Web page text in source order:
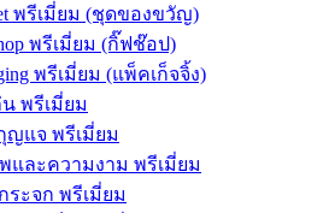
พรีเมี่ยม (ชุดของขวัญ)
พรีเมี่ยม (กิ๊ฟช๊อป)
พรีเมี่ยม (แพ็คเก็จจิ้ง)
พรีเมี่ยม
ญแจ พรีเมี่ยม
และความงาม พรีเมี่ยม
กระจก พรีเมี่ยม